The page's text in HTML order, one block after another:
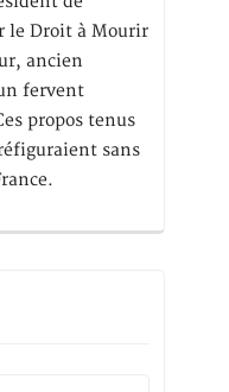
le Droit à Mourir
ancien
fervent
propos tenus
sans